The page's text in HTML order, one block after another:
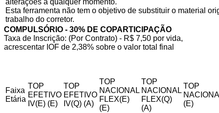
alterações a qualquer momento.
Esta ferramenta não tem o objetivo de substituir o material
trabalho do corretor.
COMPULSÓRIO - 30% DE COPARTICIPAÇÃO
Taxa de Inscrição: (Por Contrato) - R$ 7,50 por vida,
acrescentar IOF de 2,38% sobre o valor total final
Faixa
Etária
TOP
EFETIVO
IV(E) (E)
TOP
EFETIVO
IV(Q) (A)
TOP
NACIONAL
FLEX(E)
(E)
TOP
NACIONAL
FLEX(Q)
(A)
TOP
(E)